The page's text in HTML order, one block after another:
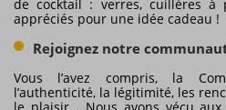
de cocktail : verres, cuillères
appréciés pour une idée cadeau !
Rejoignez notre
Vous l’avez compris, la
l’authenticité, la légitimité, les